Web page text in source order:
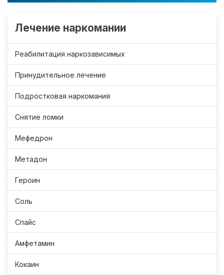
Лечение наркомании
Реабилитация наркозависимых
Принудительное лечение
Подростковая наркомания
Снятие ломки
Мефедрон
Метадон
Героин
Соль
Спайс
Амфетамин
Кокаин